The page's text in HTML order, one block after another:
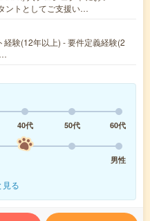
ントとしてご支援い…
経験(12年以上) - 要件定義経験(2
40代 50代
60代
男性
見る